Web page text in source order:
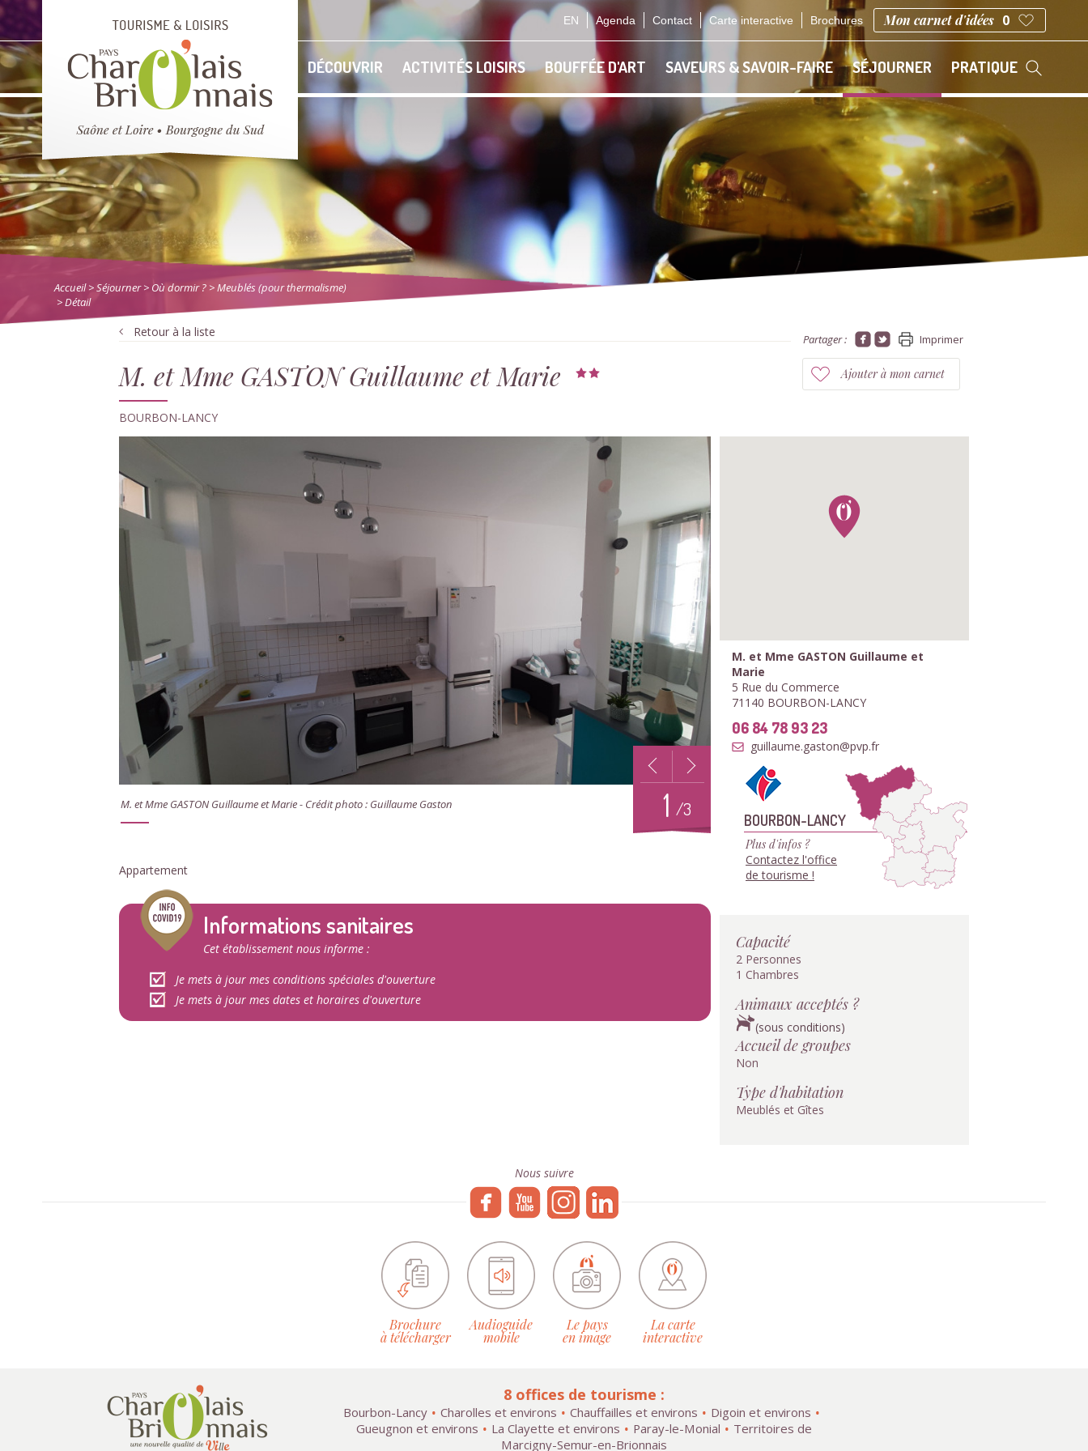
EN Agenda Contact Carte interactive Brochures Mon carnet d'idées 0
DÉCOUVRIR ACTIVITÉS LOISIRS BOUFFÉE D'ART SAVEURS & SAVOIR-FAIRE SÉJOURNER PRATIQUE
Accueil> Séjourner> Où dormir ? >Meublés (pour thermalisme)
> Détail
Retour à la liste Partager : Imprimer
M. et Mme GASTON Guillaume et Marie
BOURBON-LANCY
Ajouter à mon carnet
M. et Mme GASTON Guillaume et Marie - Crédit photo : Guillaume Gaston 1 /3
Appartement
Informations sanitaires
Cet établissement nous informe :
Je mets à jour mes conditions spéciales d'ouverture
Je mets à jour mes dates et horaires d'ouverture
M. et Mme GASTON Guillaume et
Marie
5 Rue du Commerce
71140 BOURBON-LANCY
06 84 78 93 23
guillaume.gaston@pvp.fr
BOURBON-LANCY
Plus d'infos ?
Contactez l'office
de tourisme !
Capacité
2 Personnes
1 Chambres
Animaux acceptés ?
(sous conditions)
Accueil de groupes
Non
Type d'habitation
Meublés et Gîtes
Nous suivre
Brochure
à télécharger
Audioguide
mobile
Le pays
en image
La carte
interactive
8 offices de tourisme :
Bourbon-Lancy Charolles et environs Chauffailles et environs
Digoin et environs
Gueugnon et environs
La Clayette et environs Paray-le-Monial
Territoires de
Marcigny-Semur-en-Brionnais